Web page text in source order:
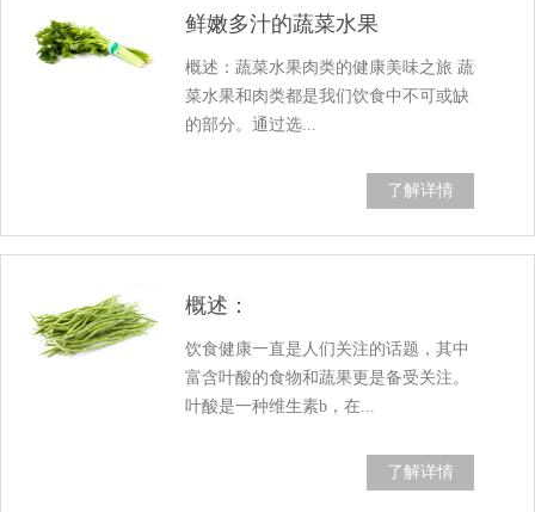
鲜嫩多汁的蔬菜水果
概述：蔬菜水果肉类的健康美味之旅 蔬
菜水果和肉类都是我们饮食中不可或缺
的部分。通过选...
了解详情
概述：
饮食健康一直是人们关注的话题，其中
富含叶酸的食物和蔬果更是备受关注。
叶酸是一种维生素b，在...
了解详情